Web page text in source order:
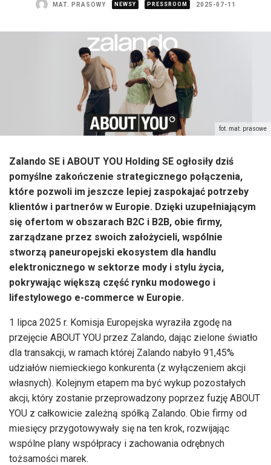
MAT. PRASOWY NEWSY PRESSROOM 2025-07-11
fot. mat. prasowe
Zalando SE i ABOUT YOU Holding SE ogłosiły dziś
pomyślne zakończenie strategicznego połączenia,
które pozwoli im jeszcze lepiej zaspokajać potrzeby
klientów i partnerów w Europie. Dzięki uzupełniającym
się ofertom w obszarach B2C i B2B, obie firmy,
zarządzane przez swoich założycieli, wspólnie
stworzą paneuropejski ekosystem dla handlu
elektronicznego w sektorze mody i stylu życia,
pokrywając większą część rynku modowego i
lifestylowego e-commerce w Europie.
1 lipca 2025 r. Komisja Europejska wyraziła zgodę na
przejęcie ABOUT YOU przez Zalando, dając zielone światło
dla transakcji, w ramach której Zalando nabyło 91,45%
udziałów niemieckiego konkurenta (z wyłączeniem akcji
własnych). Kolejnym etapem ma być wykup pozostałych
akcji, który zostanie przeprowadzony poprzez fuzję ABOUT
YOU z całkowicie zależną spółką Zalando. Obie firmy od
miesięcy przygotowywały się na ten krok, rozwijając
wspólne plany współpracy i zachowania odrębnych
tożsamości marek.